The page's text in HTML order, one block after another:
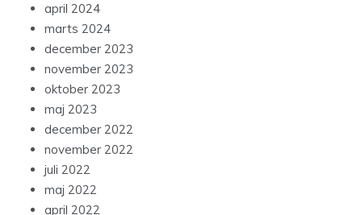
april 2024
marts 2024
december 2023
november 2023
oktober 2023
maj 2023
december 2022
november 2022
juli 2022
maj 2022
april 2022